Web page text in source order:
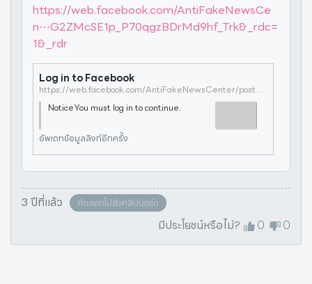
https://web.facebook.com/AntiFakeNewsCe
n⋯G2ZMcSE1p_P70qgzBDrMd9hf_Trk&_rdc=
1&_rdr
Log in to Facebook
https://web.facebook.com/AntiFakeNewsCenter/posts/529046748529503/?paipv=0&eav=AfaZSZwANB0GPS_uA2glrwZCurU8Q7nD-wnP42ZG2ZMcSE1p_P70qgzBDrMd9hf_Trk&_rdc=1&_rdr
NoticeYou must log in to continue.
อัพเดทข้อมูลลิงก์อีกครั้ง
3 ปีที่แล้ว คัดลอกไปยังคลิปบอร์ด
มีประโยชน์หรือไม่? 0 0